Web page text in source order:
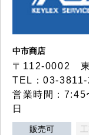
中市商店
〒112-0002 東
TEL：03-
営業時間：7:45
日
販売可